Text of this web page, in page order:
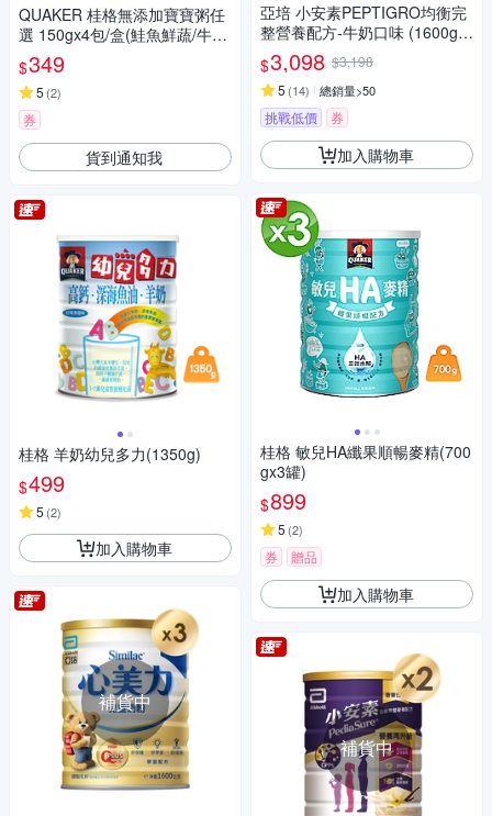
QUAKER 桂格無添加寶寶粥任
選 150gx4包/盒(鮭魚鮮蔬/牛肉
番茄/海陸饗宴)
$349
5 (2)
券
貨到通知我
桂格 羊奶幼兒多力(1350g)
$499
5 (2)
加入購物車
補貨中
亞培 小安素PEPTIGRO均衡完
整營養配方-牛奶口味 (1600g x
2入)
$3,098 $3,198
5 (14) 總銷量>50
挑戰低價 券
加入購物車
桂格 敏兒HA纖果順暢麥精(700
gx3罐)
$899
5 (2)
券 贈品
加入購物車
補貨中